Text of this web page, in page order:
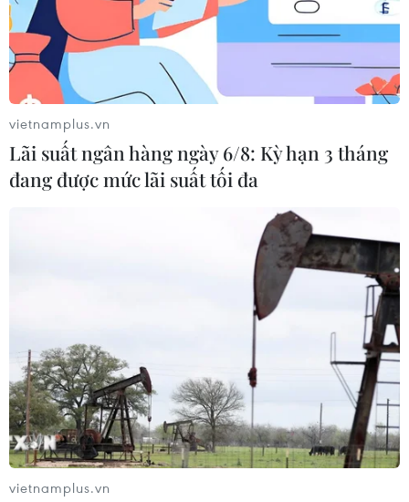
Sơn La sẵn sàng các điều kiện cho kỳ thi
Tại tỉnh Sơn La, kỳ thi Trung học Phổ thông Quốc gia
năm 2019 có ý nghĩa quan trọng, đó là lấy lại niềm tin
trong phụ huynh, học sinh về một kỳ thi công bằng, minh
bạch, khách quan.
vietnamplus.vn
Lãi suất ngân hàng ngày 6/8: Kỳ hạn 3 tháng
đang được mức lãi suất tối đa
vietnamplus.vn